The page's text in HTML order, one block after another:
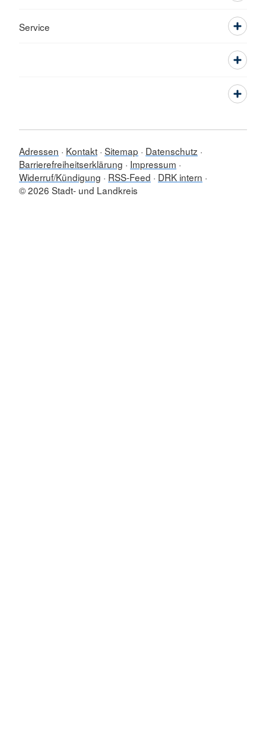
Service
Adressen Kontakt Sitemap
Datenschutz
Barrierefreiheitserklärung
Impressum
Widerruf/Kündigung
RSS-Feed
DRK intern
© 2026 Stadt- und Landkreis